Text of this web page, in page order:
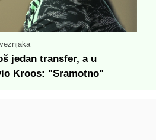
jedan transfer, a u
Kroos: "Sramotno"